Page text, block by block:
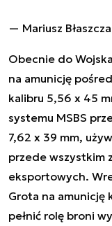
— Mariusz
Obecnie do
na amunicję
kalibru 5,56 x 45
systemu MSBS
7,62 x 39 mm,
przede wszystkim
eksportowych.
Grota na amunicję
pełnić rolę broni